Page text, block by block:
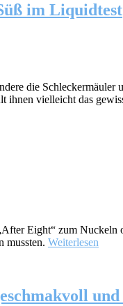
im Liquidtest
die
vielleicht das
Eight“ zum
mussten. Weiterlesen